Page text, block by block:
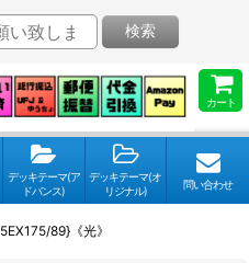
カート
検索
デッキテーマ(ア
ドバンス)
デッキテーマ(オ
リジナル)
問い合わせ
89}《光》